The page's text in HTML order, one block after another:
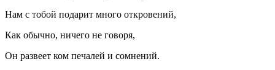
Нам с тобой подарит много откровений,
Как обычно, ничего не говоря,
Он развеет ком печалей и сомнений.